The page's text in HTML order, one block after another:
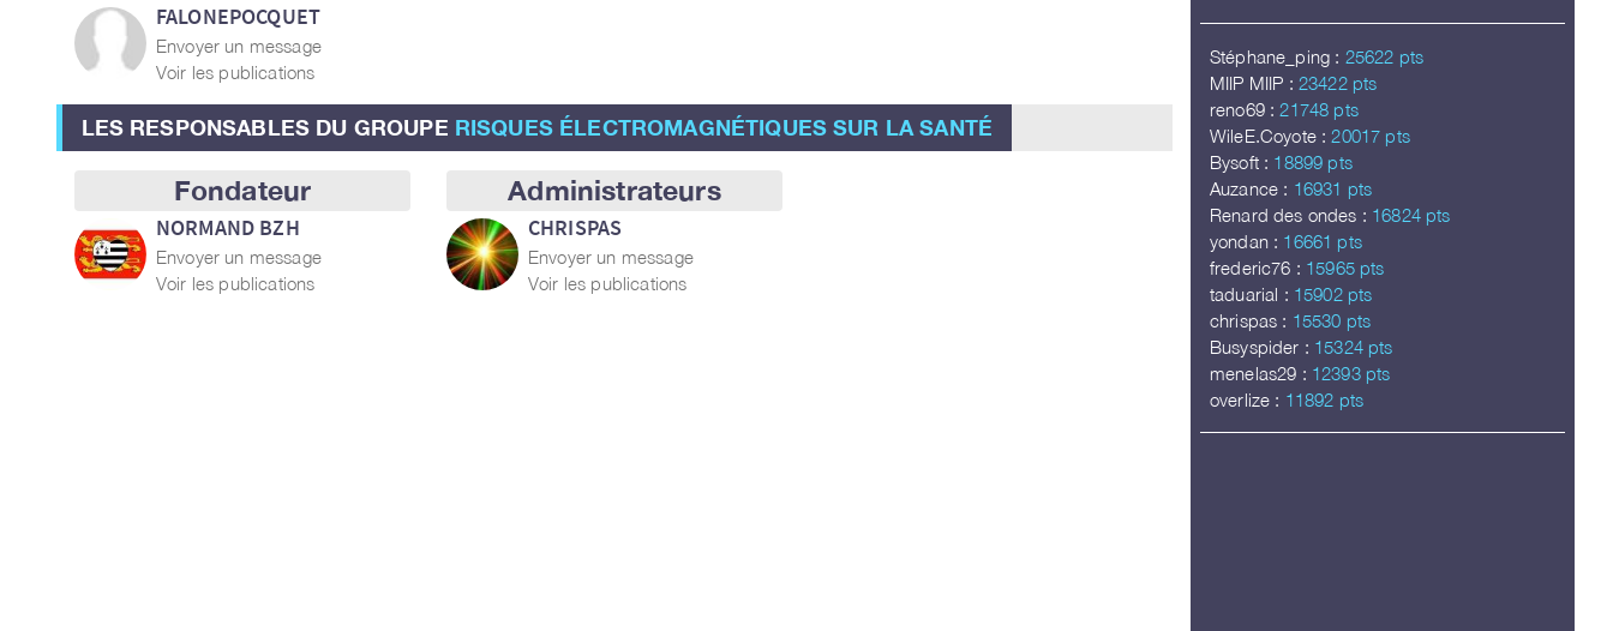
Stéphane_ping : 25622 pts
MIIP MIIP : 23422 pts
reno69 : 21748 pts
WileE.Coyote : 20017 pts
Bysoft : 18899 pts
Auzance : 16931 pts
Renard des ondes : 16824 pts
yondan : 16661 pts
frederic76 : 15965 pts
taduarial : 15902 pts
chrispas : 15530 pts
Busyspider : 15324 pts
menelas29 : 12393 pts
overlize : 11892 pts
FALONEPOCQUET
Envoyer un message
Voir les publications
LES RESPONSABLES DU GROUPE RISQUES ÉLECTROMAGNÉTIQUES SUR LA SANTÉ
Fondateur
NORMAND BZH
Envoyer un message
Voir les publications
Administrateurs
CHRISPAS
Envoyer un message
Voir les publications